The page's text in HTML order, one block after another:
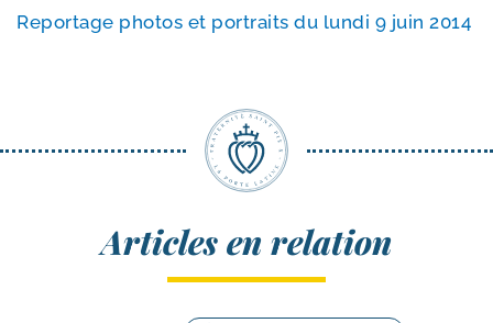
Reportage pho­tos et por­traits du lun­di 9 juin 2014
Articles en relation